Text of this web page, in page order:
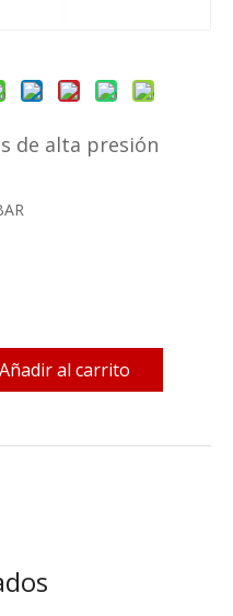
de alta presión
Añadir al carrito